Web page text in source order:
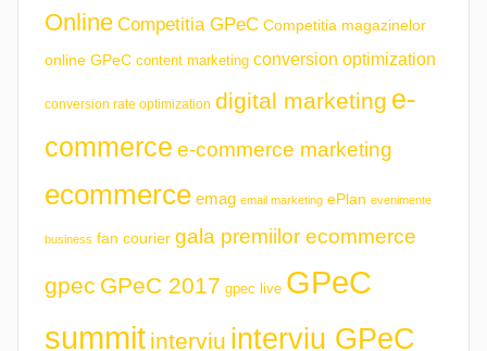
Online Competitia GPeC Competitia magazinelor
online GPeC content marketing conversion optimization
conversion rate optimization digital marketing e-
commerce e-commerce marketing
ecommerce emag email marketing ePlan evenimente
business fan courier gala premiilor ecommerce
gpec GPeC 2017 gpec live GPeC
summit interviu interviu GPeC